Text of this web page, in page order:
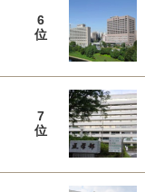
6
位
7
位